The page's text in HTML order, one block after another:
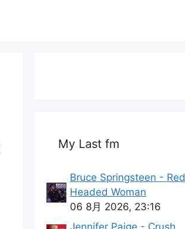
My Last fm
Bruce Springsteen - Red
Headed Woman
06 8月 2026, 23:16
Jennifer Paige - Crush